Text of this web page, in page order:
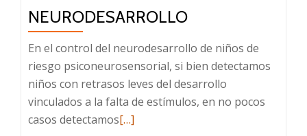
NEURODESARROLLO
En el control del neurodesarrollo de niños de
riesgo psiconeurosensorial, si bien detectamos
niños con retrasos leves del desarrollo
vinculados a la falta de estímulos, en no pocos
casos detectamosLeer
[…]